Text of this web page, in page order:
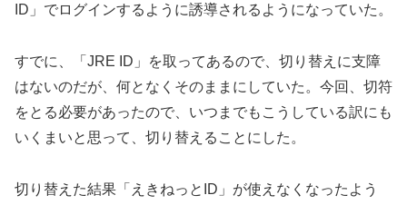
ID」でログインするように誘導されるようになっていた。
すでに、「JRE ID」を取ってあるので、切り替えに支障
はないのだが、何となくそのままにしていた。今回、切符
をとる必要があったので、いつまでもこうしている訳にも
いくまいと思って、切り替えることにした。
切り替えた結果「えきねっとID」が使えなくなったよう